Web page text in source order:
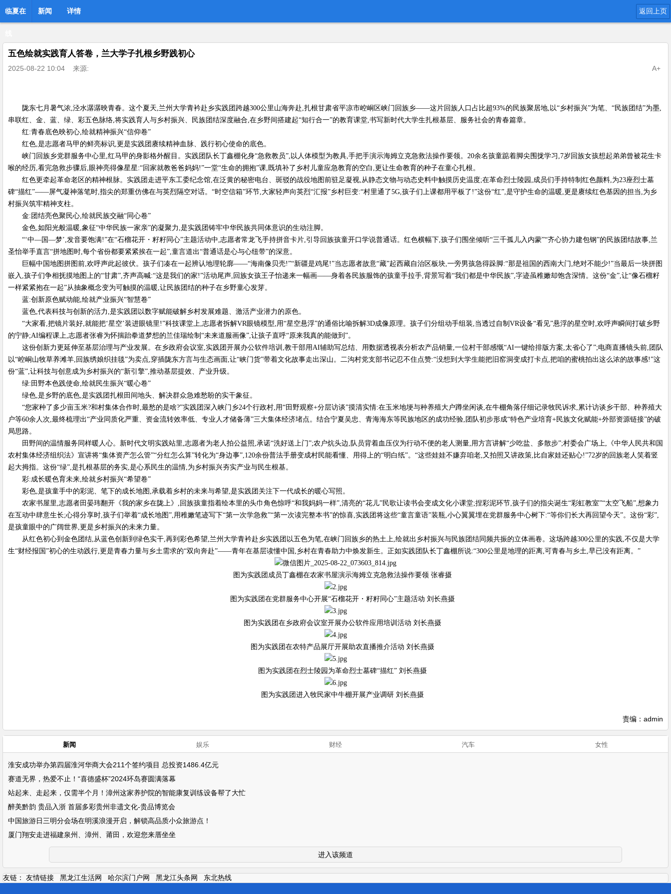
临夏在 新闻 详情 返回上页
五色绘就实践育人答卷，兰大学子扎根乡野践初心
2025-08-22 10:04 来源: A+
陇东七月暑气浓,泾水潺潺映青春。这个夏天,兰州大学青衿赴乡实践团跨越300公里山海奔赴,扎根甘肃省平凉市崆峒区峡门回族乡——这片回族人口占比超93%的民族聚居地,以“乡村振兴”为笔、“民族团结”为墨,
串联红、金、蓝、绿、彩五色脉络,将实践育人与乡村振兴、民族团结深度融合,在乡野间搭建起“知行合一”的教育课堂,书写新时代大学生扎根基层、服务社会的青春篇章。
红:青春底色映初心,绘就精神振兴“信仰卷”
红色,是志愿者马甲的鲜亮标识,更是实践团赓续精神血脉、践行初心使命的底色。
峡门回族乡党群服务中心里,红马甲的身影格外醒目。实践团队长丁鑫棚化身“急救教员”,以人体模型为教具,手把手演示海姆立克急救法操作要领。20余名孩童踮着脚尖围拢学习,7岁回族女孩想起弟弟曾被花生卡
喉的经历,看完急救步骤后,眼神亮得像星星:“回家就教爸爸妈妈!”一堂“生命的拥抱”课,既填补了乡村儿童应急教育的空白,更让生命教育的种子在童心扎根。
红色更牵起革命老区的精神根脉。实践团走进平东工委纪念馆,在泛黄的秘密电台、斑驳的战役地图前驻足凝视,从静态文物与动态史料中触摸历史温度;在革命烈士陵园,成员们手持特制红色颜料,为23座烈士墓
碑“描红”——屏气凝神落笔时,指尖的郑重仿佛在与英烈隔空对话。“时空信箱”环节,大家轻声向英烈“汇报”乡村巨变:“村里通了5G,孩子们上课都用平板了!”这份“红”,是守护生命的温暖,更是赓续红色基因的担当,为乡
村振兴筑牢精神支柱。
金:团结亮色聚民心,绘就民族交融“同心卷”
金色,如阳光般温暖,象征“中华民族一家亲”的凝聚力,是实践团铸牢中华民族共同体意识的生动注脚。
“‘中—国—梦’,发音要饱满!”在“石榴花开・籽籽同心”主题活动中,志愿者常龙飞手持拼音卡片,引导回族孩童开口学说普通话。红色横幅下,孩子们围坐倾听“三千孤儿入内蒙”“齐心协力建包钢”的民族团结故事,兰
圣怡举手直言“拼地图时,每个省份都要紧紧挨在一起”,童言道出“普通话是心与心纽带”的深意。
巨幅中国地图拼图前,欢呼声此起彼伏。孩子们凑在一起辨认地理轮廓——“海南像贝壳!”“新疆是鸡尾!”当志愿者故意“藏”起西藏自治区板块,一旁男孩急得跺脚:“那是祖国的西南大门,绝对不能少!”当最后一块拼图
嵌入,孩子们争相抚摸地图上的“甘肃”,齐声高喊:“这是我们的家!”活动尾声,回族女孩王子怡递来一幅画——身着各民族服饰的孩童手拉手,背景写着“我们都是中华民族”,字迹虽稚嫩却饱含深情。这份“金”,让“像石榴籽
一样紧紧抱在一起”从抽象概念变为可触摸的温暖,让民族团结的种子在乡野童心发芽。
蓝:创新原色赋动能,绘就产业振兴“智慧卷”
蓝色,代表科技与创新的活力,是实践团以数字赋能破解乡村发展难题、激活产业潜力的原色。
“大家看,把镜片装好,就能把‘星空’装进眼镜里!”科技课堂上,志愿者拆解VR眼镜模型,用“星空悬浮”的通俗比喻拆解3D成像原理。孩子们分组动手组装,当透过自制VR设备“看见”悬浮的星空时,欢呼声瞬间打破乡野
的宁静;AI编程课上,志愿者张睿为怀揣跆拳道梦想的兰佳瑞绘制“未来道服画像”,让孩子直呼“原来我真的能做到”。
这份创新力更延伸至基层治理与产业发展。在乡政府会议室,实践团开展办公软件培训,教干部用AI辅助写总结、用数据透视表分析农产品销量,一位村干部感慨“AI一键给排版方案,太省心了”;电商直播镜头前,团队
以“崆峒山牧草养滩羊,回族绣娘织挂毯”为卖点,穿插陇东方言与生态画面,让“峡门货”带着文化故事走出深山。二沟村党支部书记忍不住点赞:“没想到大学生能把旧窑洞变成打卡点,把咱的蜜桃拍出这么浓的故事感!”这
份“蓝”,让科技与创意成为乡村振兴的“新引擎”,推动基层提效、产业升级。
绿:田野本色践使命,绘就民生振兴“暖心卷”
绿色,是乡野的底色,是实践团扎根田间地头、解决群众急难愁盼的实干象征。
“您家种了多少亩玉米?和村集体合作时,最愁的是啥?”实践团深入峡门乡24个行政村,用“田野观察+分层访谈”摸清实情:在玉米地埂与种养殖大户蹲坐闲谈,在牛棚角落仔细记录牧民诉求,累计访谈乡干部、种养殖大
户等60余人次,最终梳理出“产业同质化严重、资金流转效率低、专业人才储备薄”三大集体经济堵点。结合宁夏吴忠、青海海东等民族地区的成功经验,团队初步形成“特色产业培育+民族文化赋能+外部资源链接”的破
局思路。
田野间的温情服务同样暖人心。新时代文明实践站里,志愿者为老人拍公益照,承诺“洗好送上门”;农户炕头边,队员背着血压仪为行动不便的老人测量,用方言讲解“少吃盐、多散步”;村委会广场上,《中华人民共和国
农村集体经济组织法》宣讲将“集体资产怎么管”“分红怎么算”转化为“身边事”,120余份普法手册变成村民能看懂、用得上的“明白纸”。“这些娃娃不嫌弃咱老,又拍照又讲政策,比自家娃还贴心!”72岁的回族老人笑着竖
起大拇指。这份“绿”,是扎根基层的务实,是心系民生的温情,为乡村振兴夯实产业与民生根基。
彩:成长暖色育未来,绘就乡村振兴“希望卷”
彩色,是孩童手中的彩泥、笔下的成长地图,承载着乡村的未来与希望,是实践团关注下一代成长的暖心写照。
农家书屋里,志愿者田晏玮翻开《我的家乡在陇上》,回族孩童指着绘本里的头巾角色惊呼“和我妈妈一样”,清亮的“花儿”民歌让读书会变成文化小课堂;捏彩泥环节,孩子们的指尖诞生“彩虹教室”“太空飞船”,想象力
在互动中肆意生长;心得分享时,孩子们举着“成长地图”,用稚嫩笔迹写下“第一次学急救”“第一次读完整本书”的惊喜,实践团将这些“童言童语”装瓶,小心翼翼埋在党群服务中心树下:“等你们长大再回望今天”。这份“彩”,
是孩童眼中的广阔世界,更是乡村振兴的未来力量。
从红色初心到金色团结,从蓝色创新到绿色实干,再到彩色希望,兰州大学青衿赴乡实践团以五色为笔,在峡门回族乡的热土上,绘就出乡村振兴与民族团结同频共振的立体画卷。这场跨越300公里的实践,不仅是大学
生“财经报国”初心的生动践行,更是青春力量与乡土需求的“双向奔赴”——青年在基层读懂中国,乡村在青春助力中焕发新生。正如实践团队长丁鑫棚所说:“300公里是地理的距离,可青春与乡土,早已没有距离。”
图为实践团成员丁鑫棚在农家书屋演示海姆立克急救法操作要领 张睿摄
图为实践团在党群服务中心开展“石榴花开・籽籽同心”主题活动 刘长燕摄
图为实践团在乡政府会议室开展办公软件应用培训活动 刘长燕摄
图为实践团在农特产品展厅开展助农直播推介活动 刘长燕摄
图为实践团在烈士陵园为革命烈士墓碑“描红” 刘长燕摄
图为实践团进入牧民家中牛棚开展产业调研 刘长燕摄
责编：admin
新闻 娱乐 财经 汽车 女性
淮安成功举办第四届淮河华商大会211个签约项目 总投资1486.4亿元
赛道无界，热爱不止！“喜德盛杯”2024环岛赛圆满落幕
站起来、走起来，仅需半个月！漳州这家养护院的智能康复训练设备帮了大忙
醉美黔韵 贵品入浙 首届多彩贵州非遗文化-贵品博览会
中国旅游日三明分会场在明溪浪漫开启，解锁高品质小众旅游点！
厦门翔安走进福建泉州、漳州、莆田，欢迎您来厝坐坐
进入该频道
友链： 友情链接 黑龙江生活网 哈尔滨门户网 黑龙江头条网 东北热线